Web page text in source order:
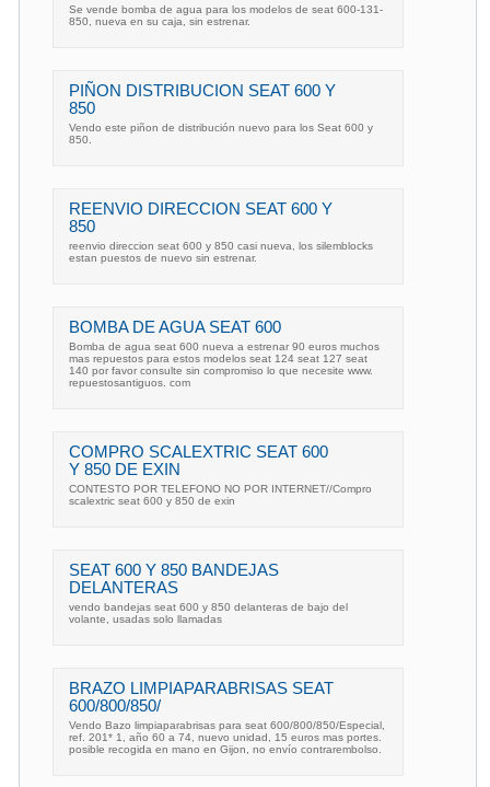
Se vende bomba de agua para los modelos de seat 600-131-
850, nueva en su caja, sin estrenar.
PIÑON DISTRIBUCION SEAT 600 Y
850
Vendo este piñon de distribución nuevo para los Seat 600 y
850.
REENVIO DIRECCION SEAT 600 Y
850
reenvio direccion seat 600 y 850 casi nueva, los silemblocks
estan puestos de nuevo sin estrenar.
BOMBA DE AGUA SEAT 600
Bomba de agua seat 600 nueva a estrenar 90 euros muchos
mas repuestos para estos modelos seat 124 seat 127 seat
140 por favor consulte sin compromiso lo que necesite www.
repuestosantiguos. com
COMPRO SCALEXTRIC SEAT 600
Y 850 DE EXIN
CONTESTO POR TELEFONO NO POR INTERNET//Compro
scalextric seat 600 y 850 de exin
SEAT 600 Y 850 BANDEJAS
DELANTERAS
vendo bandejas seat 600 y 850 delanteras de bajo del
volante, usadas solo llamadas
BRAZO LIMPIAPARABRISAS SEAT
600/800/850/
Vendo Bazo limpiaparabrisas para seat 600/800/850/Especial,
ref. 201* 1, año 60 a 74, nuevo unidad, 15 euros mas portes.
posible recogida en mano en Gijon, no envío contrarembolso.